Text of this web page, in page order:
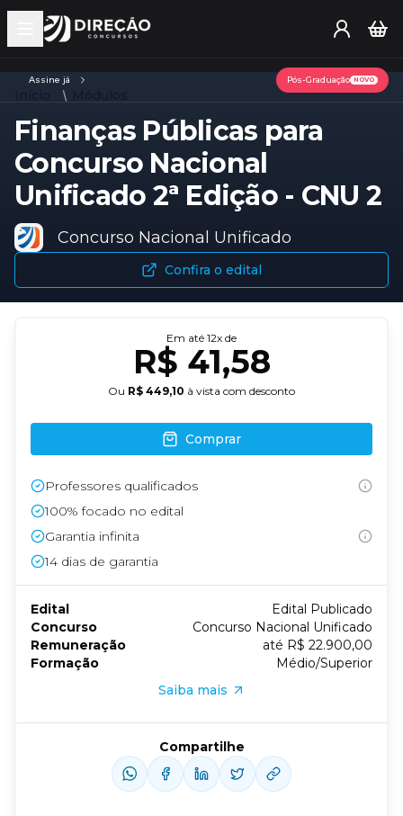
Open main menu
Assine já Pós-Graduação NOVO
Finanças Públicas para
Concurso Nacional
Unificado 2ª Edição - CNU 2
Concurso Nacional Unificado
Confira o edital
Em até 12x de
R$ 41,58
Ou R$ 449,10 à vista com desconto
Comprar
Professores qualificados
100% focado no edital
Garantia infinita
14 dias de garantia
Edital
Edital Publicado
Concurso
Concurso Nacional Unificado
Remuneração
até R$ 22.900,00
Formação
Médio/Superior
Saiba mais
Compartilhe